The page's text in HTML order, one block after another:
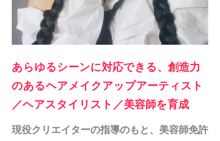
あらゆるシーンに対応できる、創造力
のあるヘアメイクアップアーティスト
／ヘアスタイリスト／美容師を育成
現役クリエイターの指導のもと、美容師免許